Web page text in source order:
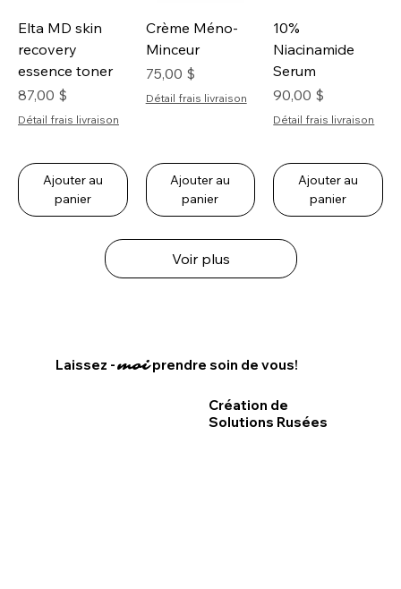
Elta MD skin
recovery
essence toner
Prix
87,00 $
Détail frais livraison
Ajouter au
panier
Crème Méno-
Minceur
Prix
75,00 $
Détail frais livraison
Ajouter au
panier
10%
Niacinamide
Serum
Prix
90,00 $
Détail frais livraison
Ajouter au
panier
Voir plus
Création de
Solutions Rusées
Laissez -moiprendre soin de vous!